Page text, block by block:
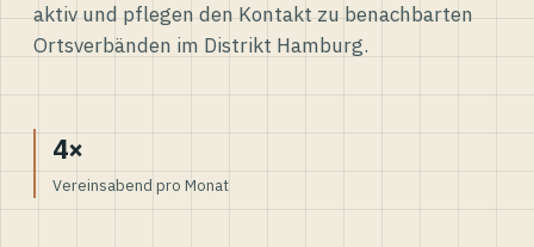
aktiv und pflegen den Kontakt zu benachbarten
Ortsverbänden im Distrikt Hamburg.
4×
Vereinsabend pro Monat